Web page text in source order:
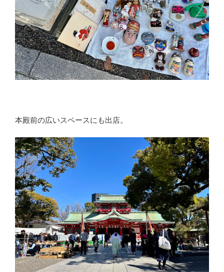
本殿前の広いスペースにも出店。